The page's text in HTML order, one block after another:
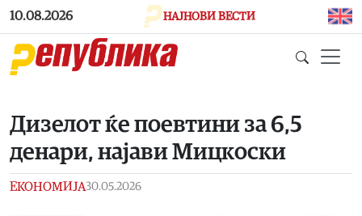
Skip to main content
10.08.2026 НАЈНОВИ ВЕСТИ
Дизелот ќе поевтини за 6,5
денари, најави Мицкоски
ЕКОНОМИЈА30.05.2026